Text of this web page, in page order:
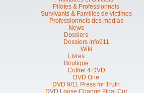
Pilotes & Professionnels
Survivants & Familles de victimes
Professionnels des médias
News
Dossiers
Dossiers Info911
Wiki
Livres
Boutique
Coffret 4 DVD
DVD One
DVD 9/11 Press for Truth
DVD Loose Change Final Cut